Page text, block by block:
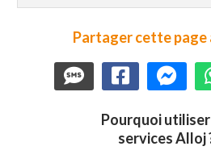
Partager cette page
Pourquoi
services Alloj